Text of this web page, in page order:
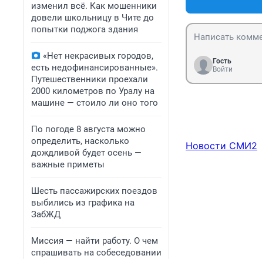
изменил всё. Как мошенники
довели школьницу в Чите до
попытки поджога здания
«Нет некрасивых городов,
есть недофинансированные».
Путешественники проехали
2000 километров по Уралу на
машине — стоило ли оно того
По погоде 8 августа можно
определить, насколько
дождливой будет осень —
важные приметы
Шесть пассажирских поездов
выбились из графика на
ЗабЖД
Миссия — найти работу. О чем
спрашивать на собеседовании
Гость
Войти
Новости СМИ2